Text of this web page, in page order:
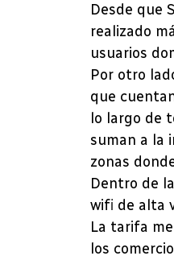
Desde que
realizado
usuarios
Por otro
que
lo largo de
suman a la
zonas
Dentro de
wifi de alta
La tarifa
los